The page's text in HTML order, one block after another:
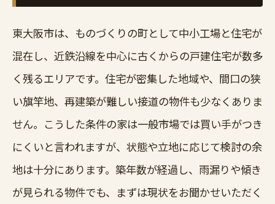
東大阪市は、ものづくりの町として中小工場と住宅が
混在し、近鉄沿線を中心に古くからの戸建住宅が数多
く残るエリアです。住宅が密集した地域や、間口の狭
い旗竿地、再建築が難しい接道の物件も少なくありま
せん。こうした条件の家は一般市場では買い手がつき
にくいと言われますが、状態や立地に応じて検討の余
地は十分にあります。築年数が経過し、雨漏りや傾き
が見られる物件でも、まずは現状をお聞かせいただく